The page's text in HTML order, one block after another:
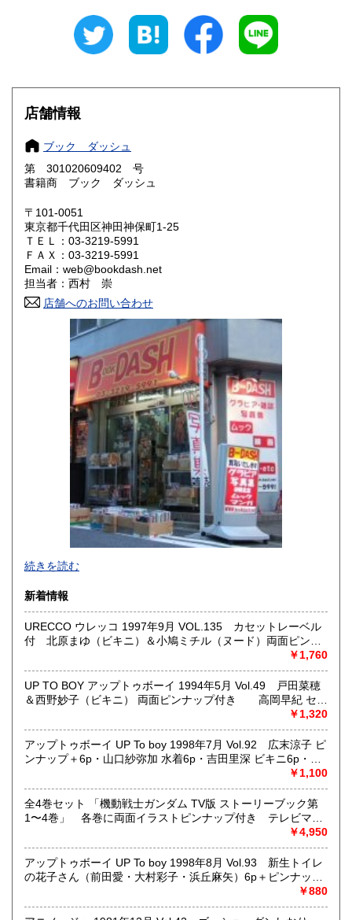
静岡県
600円 三重県
滋賀県 600円 京都府 600円
大阪府
奈良県
鳥取県 600円
岡山県 600円
山口県 600円
香川県
福岡県
600円 長崎県
600円 大分県
600円 鹿児島県
600円
店舗情報
ブック ダッシュ
第 301020609402 号
書籍商 ブック ダッシュ
〒101-0051
東京都千代田区神田神保町1-25
ＴＥＬ：03-3219-5991
ＦＡＸ：03-3219-5991
Email：web@bookdash.net
担当者：西村 崇
店舗へのお問い合わせ
新旧女優・アイドルのグラビア、なつかしの本
映画・特撮、ゲーム・アニメ古漫画などの趣味本は当店にお
お取り扱いは、趣味のものすべてにわたります。
グラビアアイドル雑誌(キャンディーズなどの昔の女優・アイ
ドルも歓迎)
古マンガ・アニメロマンアルバム系、イラスト集、
美少女ゲーム、プレミアゲーム、攻略本・設定資料集
映画パンフレット、プレミアトイ、音楽
どんなジャンルでも買取することができます。
東京近郊出張買取していますのでお気軽にご相談ください。
線)
最寄駅：神保町駅 御茶ノ水駅
営業時間：12:00-20:00
定休日：なし 年末は30日午後5時に閉店、年始は3日正午よ
書籍の買取について
メール web@bookdash.net または専用ページでお問い合
続きを読む
新着情報
URECCO ウレッコ 1997年9月 VOL.135 カセットレーベル
付 北原まゆ（ビキニ）＆小鳩ミチル（ヌード）両面ピンナ
ップ付き 矢沢ようこ ヌード4p・小沢まどか ヌード8p・安
藤有里 ヌード7p・南ありす ヌード8p・上野結 ヌード8p・桜
ちゆり ヌード6p・松川あゆみ ヌード8p・逸見留奈 ヌード
6p・宝城梨花 ヌード5p・入来陽子 ビキニ5p・RQカタログ・
￥1,760
UP TO BOY アップトゥボーイ 1994年5月 Vol.49 戸田菜穂
＆西野妙子（ビキニ） 両面ピンナップ付き 高岡早紀 セク
シーショット10p・中江有里 12p・瀬戸朝香 4p・篠原涼子
6p・小島聖 ビキニ6p・井上由香理 水着6p・Melody 水着
7p・中嶋美智代 8p・西野妙子 ビキニ8p・戸田菜穂 12p・春
だ、TV,だ、新番組だ！（浜崎あゆみ など） 他
￥1,320
アップトゥボーイ UP To boy 1998年7月 Vol.92 広末涼子 ピ
ンナップ＋6p・山口紗弥加 水着6p・吉田里深 ビキニ6p・青
木裕子 ビキニ5p・松本恵 7p・加藤あい 6p・斎藤梨沙 4p・
村田あゆみ ビキニ4p・モーニング娘。モノクロ6p 他
￥1,100
全4巻セット 「機動戦士ガンダム TV版 ストーリーブック第
1〜4巻」 各巻に両面イラストピンナップ付き テレビマガ
￥4,950
アップトゥボーイ UP To boy 1998年8月 Vol.93 新生トイレ
の花子さん（前田愛・大村彩子・浜丘麻矢）6p＋ピンナップ
付 木村佳乃 6p・持田香織 6p・広末涼子 5p・吉野紗香
5p・小田エリカ 5p・田中麗奈 5p 他
￥880